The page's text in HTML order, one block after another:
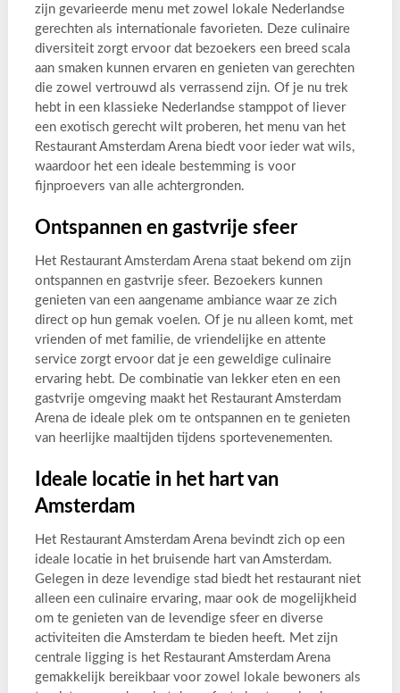
zijn gevarieerde menu met zowel lokale Nederlandse
gerechten als internationale favorieten. Deze culinaire
diversiteit zorgt ervoor dat bezoekers een breed scala
aan smaken kunnen ervaren en genieten van gerechten
die zowel vertrouwd als verrassend zijn. Of je nu trek
hebt in een klassieke Nederlandse stamppot of liever
een exotisch gerecht wilt proberen, het menu van het
Restaurant Amsterdam Arena biedt voor ieder wat wils,
waardoor het een ideale bestemming is voor
fijnproevers van alle achtergronden.
Ontspannen en gastvrije sfeer
Het Restaurant Amsterdam Arena staat bekend om zijn
ontspannen en gastvrije sfeer. Bezoekers kunnen
genieten van een aangename ambiance waar ze zich
direct op hun gemak voelen. Of je nu alleen komt, met
vrienden of met familie, de vriendelijke en attente
service zorgt ervoor dat je een geweldige culinaire
ervaring hebt. De combinatie van lekker eten en een
gastvrije omgeving maakt het Restaurant Amsterdam
Arena de ideale plek om te ontspannen en te genieten
van heerlijke maaltijden tijdens sportevenementen.
Ideale locatie in het hart van
Amsterdam
Het Restaurant Amsterdam Arena bevindt zich op een
ideale locatie in het bruisende hart van Amsterdam.
Gelegen in deze levendige stad biedt het restaurant niet
alleen een culinaire ervaring, maar ook de mogelijkheid
om te genieten van de levendige sfeer en diverse
activiteiten die Amsterdam te bieden heeft. Met zijn
centrale ligging is het Restaurant Amsterdam Arena
gemakkelijk bereikbaar voor zowel lokale bewoners als